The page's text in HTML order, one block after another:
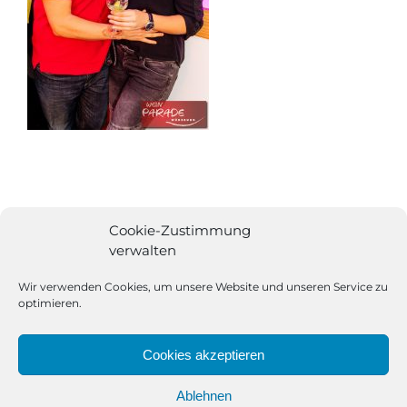
Cookie-Zustimmung
verwalten
Wir verwenden Cookies, um unsere Website und unseren Service zu
optimieren.
Cookies akzeptieren
Ablehnen